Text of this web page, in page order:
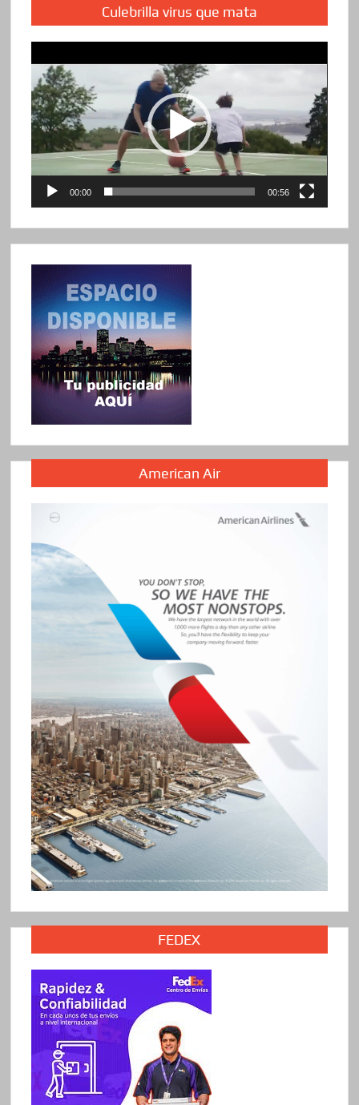
Culebrilla virus que mata
de
vídeo
00:00 00:56
American Air
FEDEX